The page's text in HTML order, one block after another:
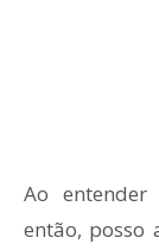
Ao
então, posso